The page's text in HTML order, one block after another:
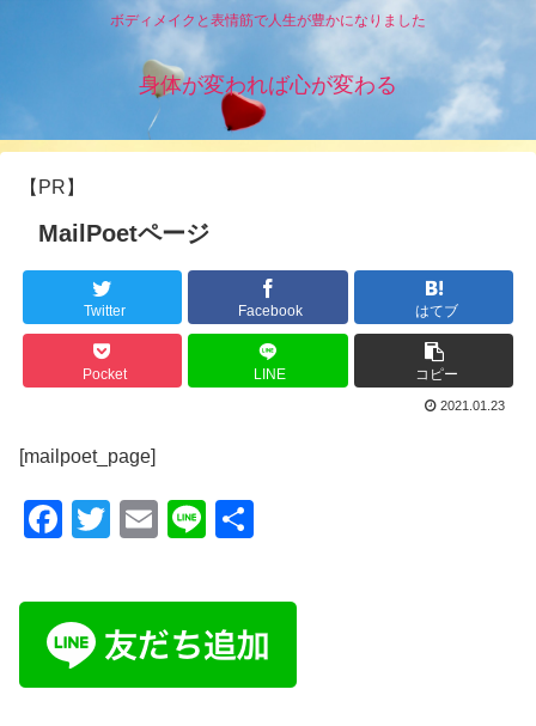
ボディメイクと表情筋で人生が豊かになりました
身体が変われば心が変わる
【PR】
MailPoetページ
Twitter Facebook はてブ
Pocket LINE コピー
2021.01.23
[mailpoet_page]
F
c
e
b
T
tt
er
E
ail
Li
e